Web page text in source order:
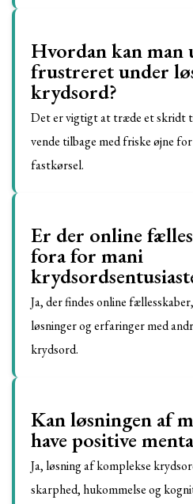
Hvordan kan man
frustreret under
krydsord?
Det er vigtigt at træde et skridt
vende tilbage med friske øjne
fastkørsel.
Er der online
fora for mani
Ja, der findes online
løsninger og erfaringer med
krydsord.
Kan løsningen af
have positive
Ja, løsning af komplekse
skarphed, hukommelse og